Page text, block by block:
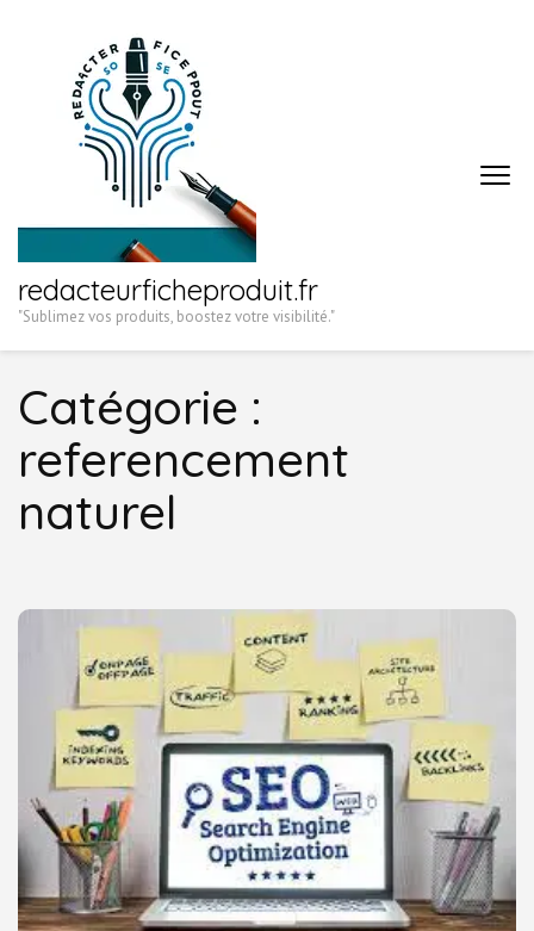
redacteurficheproduit.fr
"Sublimez vos produits, boostez votre visibilité."
Catégorie :
referencement
naturel